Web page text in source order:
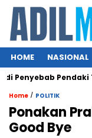
HOME NASIONAL
Penyebab Pendaki
Home / POLITIK
Ponakan
Good Bye